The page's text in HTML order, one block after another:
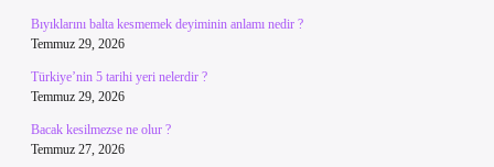
Bıyıklarını balta kesmemek deyiminin anlamı nedir ?
Temmuz 29, 2026
Türkiye’nin 5 tarihi yeri nelerdir ?
Temmuz 29, 2026
Bacak kesilmezse ne olur ?
Temmuz 27, 2026